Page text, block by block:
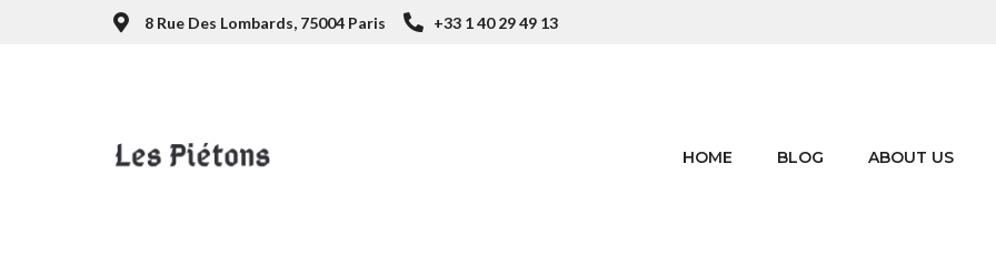
8 Rue Des Lombards, 75004 Paris +33 1 40 29 49 13
HOME BLOG ABOUT US